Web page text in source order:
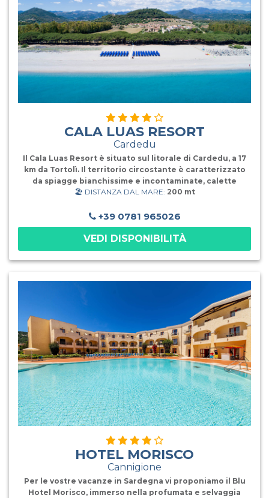
selezione di vini locali e nazionali. Il nostro personale è
formato per preparare gli alimenti per le d
CALA LUAS RESORT
Cardedu
Il Cala Luas Resort è situato sul litorale di Cardedu, a 17
km da Tortolì. Il territorio circostante è caratterizzato
da spiagge bianchissime e incontaminate, calette
raggiungibili in barca e un'entroterra di lussureggiante
immersa in uno splendido parco con vista sul mare ed è
l'ideale per chi è alla ricerca di una vacanza all'insegna
del relax e della scoperta dell'autentica Sardegna. Si
compone di una zona centrale con i servizi principali,
circondata da eleganti unità residenziali distribuite su
suddivide in 170 camere, tra piano terra e primo piano,
distano dal mare 300 mt il Corpo Centrale (con
supplemento) mentre ad un massimo di 400 mt il Corpo
Garden. RISTORAZIONE: Ristorante con aria
condizionata nella sala interna e loggiato con vista
panoramica. Il trattamento di Pensione Completa compr
🏖️ DISTANZA DAL MARE: 200 mt
+39 0781 965026
VEDI DISPONIBILITÀ
HOTEL MORISCO
Cannigione
Per le vostre vacanze in Sardegna vi proponiamo il Blu
Hotel Morisco, immerso nella profumata e selvaggia